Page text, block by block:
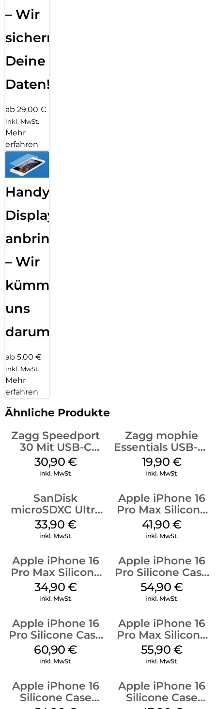
– Wir
sichern
Deine
Daten!
ab 29,00 €
inkl. MwSt.
Mehr
erfahren
Handy
Displayfolie
anbringen
– Wir
kümmern
uns
darum!
ab 5,00 €
inkl. MwSt.
Mehr
erfahren
Ähnliche Produkte
Zagg Speedport
30 Mit USB-C
Kabel Weiß
30,90 €
inkl. MwSt.
Zagg mophie
Essentials USB-C-
20W Charger PD
Weiß
19,90 €
inkl. MwSt.
SanDisk
microSDXC Ultra
128 GB + Adapter
Mobile
33,90 €
inkl. MwSt.
Apple iPhone 16
Pro Max Silicone
Case MagSafe
Ultramarine
41,90 €
inkl. MwSt.
Apple iPhone 16
Pro Max Silicone
Case MagSafe
Denim
34,90 €
inkl. MwSt.
Apple iPhone 16
Pro Silicone Case
MagSafe Black
54,90 €
inkl. MwSt.
Apple iPhone 16
Pro Silicone Case
MagSafe Stone
Gray
60,90€
inkl. MwSt.
Apple iPhone 16
Pro Max Silicone
Case MagSafe
Stone Gray
55,90 €
inkl. MwSt.
Apple iPhone 16
Silicone Case
Apple iPhone 16
Silicone Case